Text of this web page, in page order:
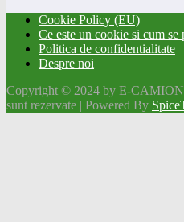
Cookie Policy (EU)
Ce este un cookie si cum se
Politica de confidentialitate
Despre noi
Copyright © 2024 by E-
sunt rezervate | Powered By